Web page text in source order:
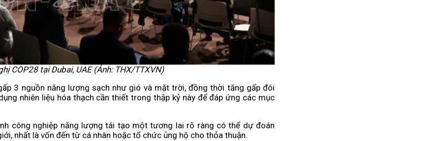
COP28 tại Dubai, UAE (Ảnh: THX/TTXVN)
3 nguồn năng lượng sạch như gió và mặt trời, đồng thời tăng gấp đôi
nhiên liệu hóa thạch cần thiết trong thập kỷ này để đáp ứng các mục
công nghiệp năng lượng tái tạo một tương lai rõ ràng có thể dự đoán
nhất là vốn đến từ cá nhân hoặc tổ chức ủng hộ cho thỏa thuận.